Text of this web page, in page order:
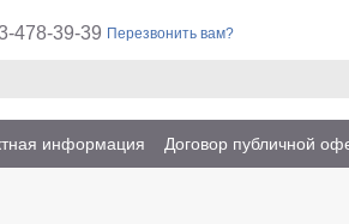
478-39-39 Перезвонить вам?
информация Договор публичной